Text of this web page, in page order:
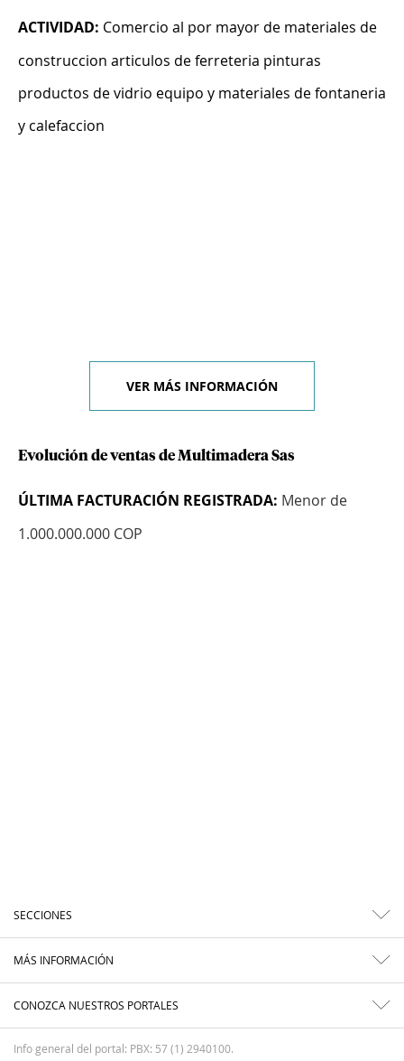
ACTIVIDAD: Comercio al por mayor de materiales de
construccion articulos de ferreteria pinturas
productos de vidrio equipo y materiales de fontaneria
y calefaccion
VER MÁS INFORMACIÓN
Evolución de ventas de Multimadera Sas
ÚLTIMA FACTURACIÓN REGISTRADA: Menor de
1.000.000.000 COP
SECCIONES
MÁS INFORMACIÓN
CONOZCA NUESTROS PORTALES
Info general del portal: PBX: 57 (1) 2940100.